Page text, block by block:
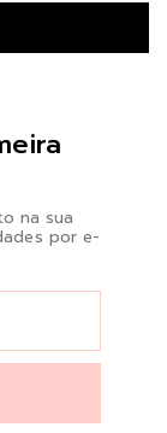
na sua
por e-